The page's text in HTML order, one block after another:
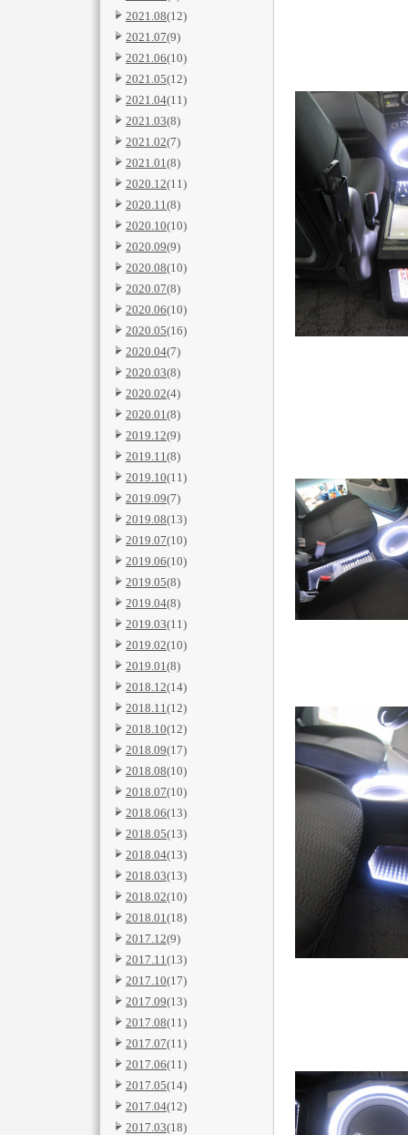
2021.08(12)
2021.07(9)
2021.06(10)
2021.05(12)
2021.04(11)
2021.03(8)
2021.02(7)
2021.01(8)
2020.12(11)
2020.11(8)
2020.10(10)
2020.09(9)
2020.08(10)
2020.07(8)
2020.06(10)
2020.05(16)
2020.04(7)
2020.03(8)
2020.02(4)
2020.01(8)
2019.12(9)
2019.11(8)
2019.10(11)
2019.09(7)
2019.08(13)
2019.07(10)
2019.06(10)
2019.05(8)
2019.04(8)
2019.03(11)
2019.02(10)
2019.01(8)
2018.12(14)
2018.11(12)
2018.10(12)
2018.09(17)
2018.08(10)
2018.07(10)
2018.06(13)
2018.05(13)
2018.04(13)
2018.03(13)
2018.02(10)
2018.01(18)
2017.12(9)
2017.11(13)
2017.10(17)
2017.09(13)
2017.08(11)
2017.07(11)
2017.06(11)
2017.05(14)
2017.04(12)
2017.03(18)